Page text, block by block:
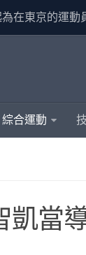
在東京的運動
綜合運動
凱當